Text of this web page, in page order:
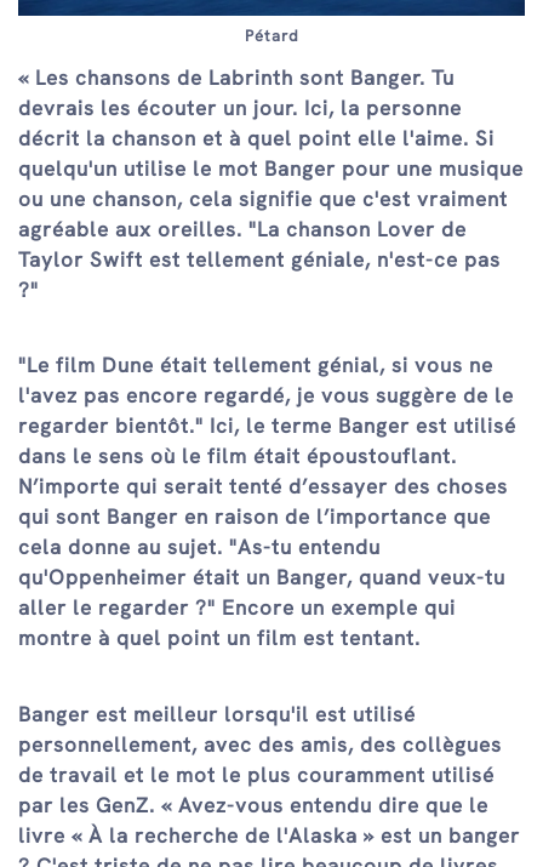
Pétard
« Les chansons de Labrinth sont Banger. Tu
devrais les écouter un jour. Ici, la personne
décrit la chanson et à quel point elle l'aime. Si
quelqu'un utilise le mot Banger pour une musique
ou une chanson, cela signifie que c'est vraiment
agréable aux oreilles. "La chanson Lover de
Taylor Swift est tellement géniale, n'est-ce pas
?"
"Le film Dune était tellement génial, si vous ne
l'avez pas encore regardé, je vous suggère de le
regarder bientôt." Ici, le terme Banger est utilisé
dans le sens où le film était époustouflant.
N’importe qui serait tenté d’essayer des choses
qui sont Banger en raison de l’importance que
cela donne au sujet. "As-tu entendu
qu'Oppenheimer était un Banger, quand veux-tu
aller le regarder ?" Encore un exemple qui
montre à quel point un film est tentant.
Banger est meilleur lorsqu'il est utilisé
personnellement, avec des amis, des collègues
de travail et le mot le plus couramment utilisé
par les GenZ. « Avez-vous entendu dire que le
livre « À la recherche de l'Alaska » est un banger